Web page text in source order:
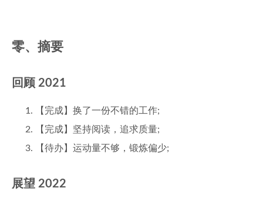
零、摘要
回顾 2021
【完成】换了一份不错的工作;
【完成】坚持阅读，追求质量;
【待办】运动量不够，锻炼偏少;
展望 2022